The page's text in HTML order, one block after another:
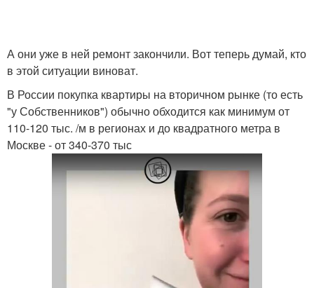
А они уже в ней ремонт закончили. Вот теперь думай, кто
в этой ситуации виноват.
В России покупка квартиры на вторичном рынке (то есть
"у Собственников") обычно обходится как минимум от
110-120 тыс. /м в регионах и до квадратного метра в
Москве - от 340-370 тыс